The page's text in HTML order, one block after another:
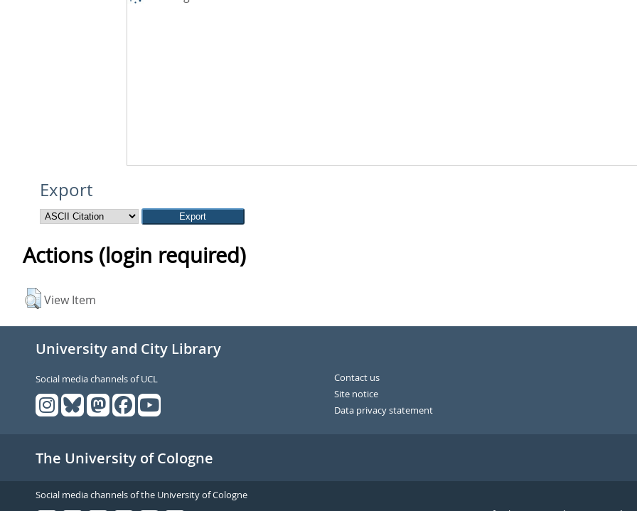
Export
Actions (login required)
View Item
University and City Library
Social media channels of UCL
Contact us
Site notice
Data privacy statement
The University of Cologne
Social media channels of the University of Cologne